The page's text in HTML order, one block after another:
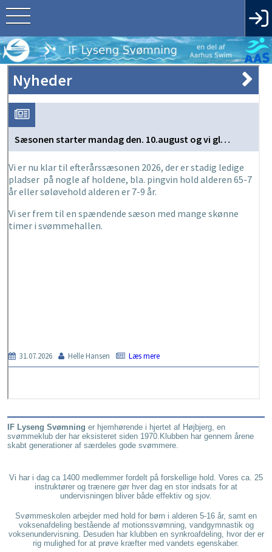
IF Lyseng Svømning er hjemhørende i hjertet af Højbjerg, en
svømmeklub der har eksisteret siden 1970.Klubben har gennem årene
skabt generationer af særdeles gode svømmere.
Vi har i dag ca 1400 medlemmer fordelt på forskellige hold. Vores ca. 25
instruktører og trænere gør hver dag en stor indsats for at
undervisningen bliver både effektiv og sjov.
Svømmeskolen arbejder med hold for børn i alderen 5-16 år, samt en
voksenafdeling bestående af motionssvømning, vandgymnastik og
voksenundervisning.
Desuden har klubben en synkroafdeling, hvor der er
rig mulighed for at prøve kræfter med vandets egenskaber.